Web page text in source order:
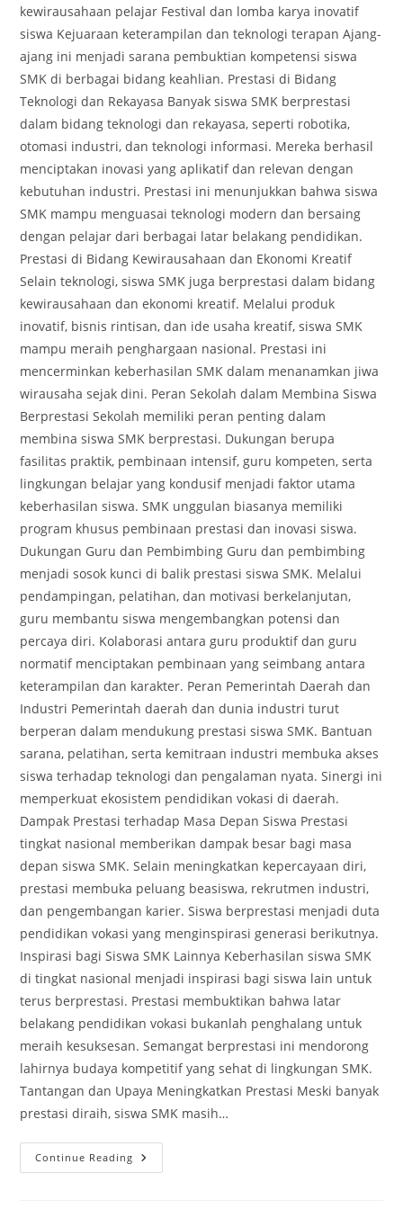
kewirausahaan pelajar Festival dan lomba karya inovatif
siswa Kejuaraan keterampilan dan teknologi terapan Ajang-
ajang ini menjadi sarana pembuktian kompetensi siswa
SMK di berbagai bidang keahlian. Prestasi di Bidang
Teknologi dan Rekayasa Banyak siswa SMK berprestasi
dalam bidang teknologi dan rekayasa, seperti robotika,
otomasi industri, dan teknologi informasi. Mereka berhasil
menciptakan inovasi yang aplikatif dan relevan dengan
kebutuhan industri. Prestasi ini menunjukkan bahwa siswa
SMK mampu menguasai teknologi modern dan bersaing
dengan pelajar dari berbagai latar belakang pendidikan.
Prestasi di Bidang Kewirausahaan dan Ekonomi Kreatif
Selain teknologi, siswa SMK juga berprestasi dalam bidang
kewirausahaan dan ekonomi kreatif. Melalui produk
inovatif, bisnis rintisan, dan ide usaha kreatif, siswa SMK
mampu meraih penghargaan nasional. Prestasi ini
mencerminkan keberhasilan SMK dalam menanamkan jiwa
wirausaha sejak dini. Peran Sekolah dalam Membina Siswa
Berprestasi Sekolah memiliki peran penting dalam
membina siswa SMK berprestasi. Dukungan berupa
fasilitas praktik, pembinaan intensif, guru kompeten, serta
lingkungan belajar yang kondusif menjadi faktor utama
keberhasilan siswa. SMK unggulan biasanya memiliki
program khusus pembinaan prestasi dan inovasi siswa.
Dukungan Guru dan Pembimbing Guru dan pembimbing
menjadi sosok kunci di balik prestasi siswa SMK. Melalui
pendampingan, pelatihan, dan motivasi berkelanjutan,
guru membantu siswa mengembangkan potensi dan
percaya diri. Kolaborasi antara guru produktif dan guru
normatif menciptakan pembinaan yang seimbang antara
keterampilan dan karakter. Peran Pemerintah Daerah dan
Industri Pemerintah daerah dan dunia industri turut
berperan dalam mendukung prestasi siswa SMK. Bantuan
sarana, pelatihan, serta kemitraan industri membuka akses
siswa terhadap teknologi dan pengalaman nyata. Sinergi ini
memperkuat ekosistem pendidikan vokasi di daerah.
Dampak Prestasi terhadap Masa Depan Siswa Prestasi
tingkat nasional memberikan dampak besar bagi masa
depan siswa SMK. Selain meningkatkan kepercayaan diri,
prestasi membuka peluang beasiswa, rekrutmen industri,
dan pengembangan karier. Siswa berprestasi menjadi duta
pendidikan vokasi yang menginspirasi generasi berikutnya.
Inspirasi bagi Siswa SMK Lainnya Keberhasilan siswa SMK
di tingkat nasional menjadi inspirasi bagi siswa lain untuk
terus berprestasi. Prestasi membuktikan bahwa latar
belakang pendidikan vokasi bukanlah penghalang untuk
meraih kesuksesan. Semangat berprestasi ini mendorong
lahirnya budaya kompetitif yang sehat di lingkungan SMK.
Tantangan dan Upaya Meningkatkan Prestasi Meski banyak
prestasi diraih, siswa SMK masih…
Continue Reading Siswa
SMK